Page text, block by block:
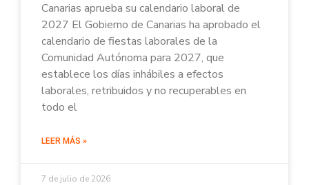
Canarias aprueba su calendario laboral de
2027 El Gobierno de Canarias ha aprobado el
calendario de fiestas laborales de la
Comunidad Autónoma para 2027, que
establece los días inhábiles a efectos
laborales, retribuidos y no recuperables en
todo el
LEER MÁS »
7 de julio de 2026